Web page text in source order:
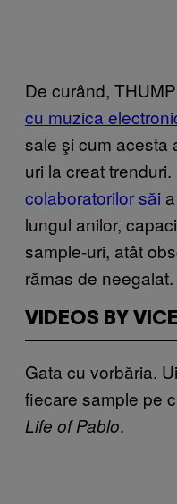
De curând,
cu muzica
sale şi cum acesta
uri la creat trenduri.
colaboratorilor săi
lungul anilor,
sample-uri, atât
rămas de neegalat.
VIDEOS BY VICE
Gata cu vorbăria.
fiecare sample pe
Life of Pablo.